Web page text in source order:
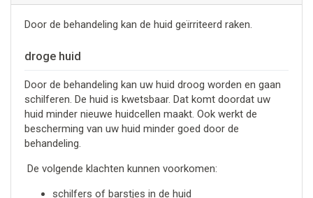
Door de behandeling kan de huid geïrriteerd raken.
droge huid
Door de behandeling kan uw huid droog worden en gaan
schilferen. De huid is kwetsbaar. Dat komt doordat uw
huid minder nieuwe huidcellen maakt. Ook werkt de
bescherming van uw huid minder goed door de
behandeling.
De volgende klachten kunnen voorkomen:
schilfers of barstjes in de huid